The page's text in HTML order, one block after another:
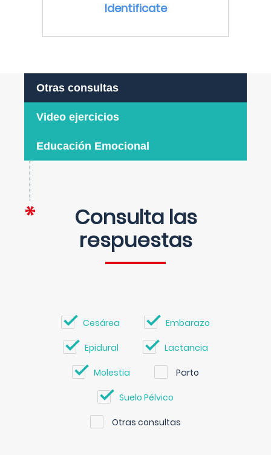
Identificate
Otras consultas
Video ejercicios
Educación Emocional
Consulta las
respuestas
Cesárea Embarazo
Epidural Lactancia
Molestia Parto
Suelo Pélvico
Otras consultas